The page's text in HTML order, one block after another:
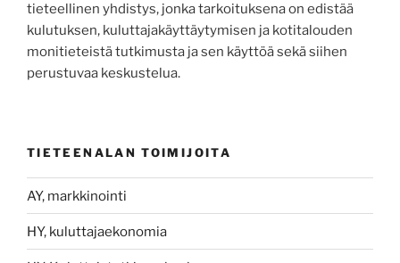
tieteellinen yhdistys, jonka tarkoituksena on edistää
kulutuksen, kuluttajakäyttäytymisen ja kotitalouden
monitieteistä tutkimusta ja sen käyttöä sekä siihen
perustuvaa keskustelua.
TIETEENALAN TOIMIJOITA
AY, markkinointi
HY, kuluttajaekonomia